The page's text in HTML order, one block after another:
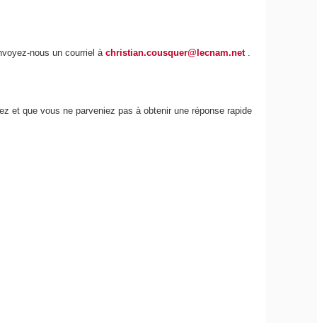
nous un courriel àchristian.cousquer@lecnam.net
et que vous ne parveniez pas à obtenir une réponse rapide